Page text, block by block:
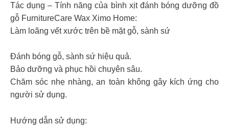
Tác dụng – Tính năng của bình xịt đánh bóng dưỡng đồ
gỗ FurnitureCare Wax Ximo Home:
Làm loãng vết xước trên bề mặt gỗ, sành sứ
Đánh bóng gỗ, sành sứ hiệu quả.
Bảo dưỡng và phục hồi chuyên sâu.
Chăm sóc nhẹ nhàng, an toàn không gây kích ứng cho
người sử dụng.
Hướng dẫn sử dụng: